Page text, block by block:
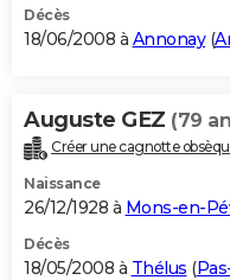
Décès
18/06/2008 à Annonay(
Auguste GEZ (79
Créer une cagnotte
Naissance
26/12/1928 à Mons-en-
Décès
18/05/2008 à Thélus (